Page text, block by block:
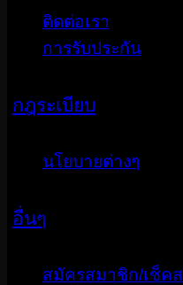
ติดต่อเรา
การรับประกัน
กฎระเบียบ
นโยบายต่างๆ
อื่นๆ
สมัครสมาชิก/เช็ค